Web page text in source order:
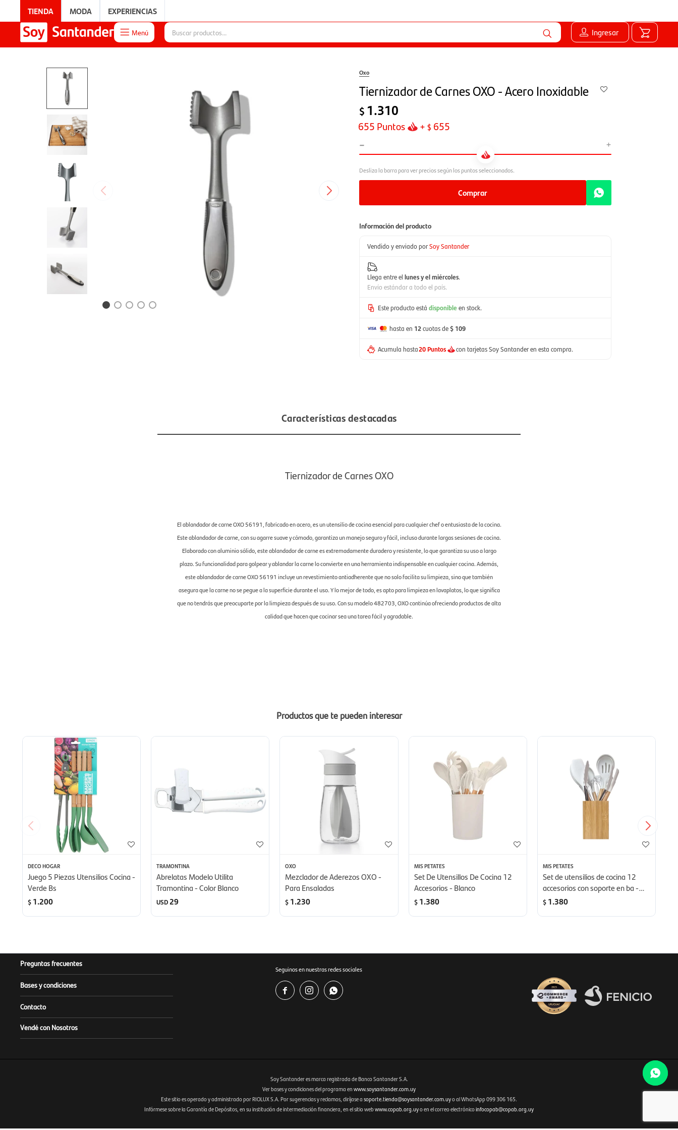
TIENDA MODA EXPERIENCIAS
 Menú Ingresar
Oxo
Tiernizador de Carnes OXO - Acero Inoxidable
$ 1.310
655 Puntos + $ 655
- +
Comprar
Información del producto
Vendido y enviado porSoy Santander
Llega entre el lunes y el miércoles.
Envío estándar a todo el país.
Este producto está disponible en stock.
hasta en 12cuotas de$ 109
Acumula hasta20 Puntos con tarjetas Soy Santander en esta compra.
Características destacadas
Tiernizador de Carnes OXO
El ablandador de carne OXO 56191, fabricado en acero, es un utensilio de cocina esencial para cualquier chef o entusiasta de la cocina.
Este ablandador de carne, con su agarre suave y cómodo, garantiza un manejo seguro y fácil, incluso durante largas sesiones de cocina.
Elaborado con aluminio sólido, este ablandador de carne es extremadamente duradero y resistente, lo que garantiza su uso a largo
plazo. Su funcionalidad para golpear y ablandar la carne lo convierte en una herramienta indispensable en cualquier cocina. Además,
este ablandador de carne OXO 56191 incluye un revestimiento antiadherente que no solo facilita su limpieza, sino que también
asegura que la carne no se pegue a la superficie durante el uso. Y lo mejor de todo, es apto para limpieza en lavaplatos, lo que significa
que no tendrás que preocuparte por la limpieza después de su uso. Con su modelo 482703, OXO continúa ofreciendo productos de alta
calidad que hacen que cocinar sea una tarea fácil y agradable.
Productos que te pueden interesar
DECO HOGAR
Juego 5 Piezas Utensilios Cocina -
Verde Bs
$ 1.200
TRAMONTINA
Abrelatas Modelo Utilita
Tramontina - Color Blanco
USD29
OXO
Mezclador de Aderezos OXO -
Para Ensaladas
$ 1.230
MIS PETATES
Set De Utensillos De Cocina 12
Accesorios - Blanco
$ 1.380
MIS PETATES
Set de utensilios de cocina 12
accesorios con soporte en ba -
Blanco
$ 1.380
Preguntas frecuentes
Bases y condiciones
Contacto
Vendé con Nosotros
Seguinos en nuestras redes sociales
  
Fenicio eCommerce Uruguay
Soy Santander es marca registrada de Banco Santander S.A.
Ver bases y condiciones del programa en www.soysantander.com.uy
Este sitio es operado y administrado por RIOLUX S.A. Por sugerencias y reclamos, diríjase a soporte.tienda@soysantander.com.uyo al WhatsApp 099 306 165.
Infórmese sobre la Garantía de Depósitos, en su institución de intermediación financiera, en el sitio webwww.copab.org.uyo en el correo electrónicoinfocopab@copab.org.uy